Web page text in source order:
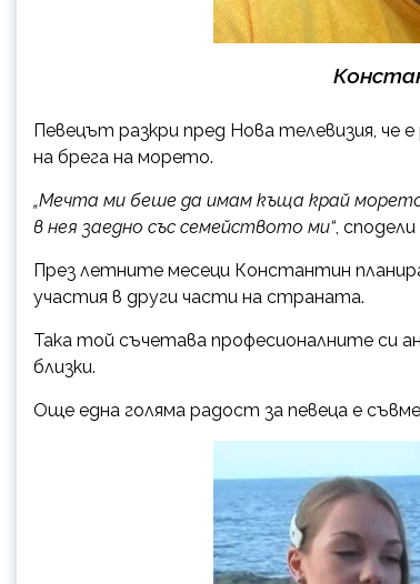
Певецът разкри пред Нова телевизия, че
на брега на морето.
„Мечта ми беше да имам къща край
в нея заедно със семейството ми“,
През летните месеци Константин
участия в други части на страната.
Така той съчетава професионалните си
близки.
Още една голяма радост за певеца е